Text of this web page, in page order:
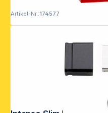
Artikel-Nr.:174577